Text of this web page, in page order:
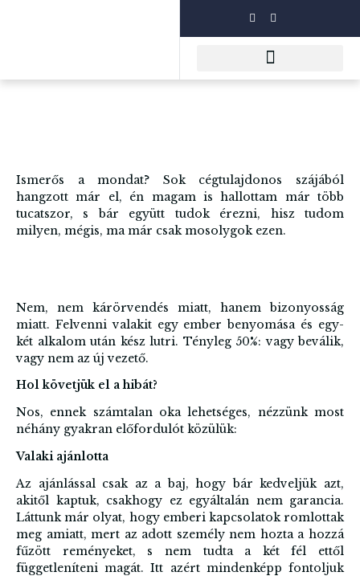
Ismerős a mondat? Sok cégtulajdonos szájából
hangzott már el, én magam is hallottam már több
tucatszor, s bár együtt tudok érezni, hisz tudom
milyen, mégis, ma már csak mosolygok ezen.
Nem, nem kárörvendés miatt, hanem bizonyosság
miatt. Felvenni valakit egy ember benyomása és egy-
két alkalom után kész lutri. Tényleg 50%: vagy beválik,
vagy nem az új vezető.
Hol követjük el a hibát?
Nos, ennek számtalan oka lehetséges, nézzünk most
néhány gyakran előfordulót közülük:
Valaki ajánlotta
Az ajánlással csak az a baj, hogy bár kedveljük azt,
akitől kaptuk, csakhogy ez egyáltalán nem garancia.
Láttunk már olyat, hogy emberi kapcsolatok romlottak
meg amiatt, mert az adott személy nem hozta a hozzá
fűzött reményeket, s nem tudta a két fél ettől
függetleníteni magát. Itt azért mindenképp fontoljuk